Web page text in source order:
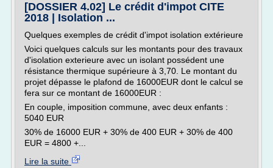
[DOSSIER 4.02] Le crédit d'impot CITE
2018 | Isolation ...
Quelques exemples de crédit d'impot isolation extérieure
Voici quelques calculs sur les montants pour des travaux
d'isolation exterieure avec un isolant possédent une
résistance thermique supérieure à 3,70. Le montant du
projet dépasse le plafond de 16000EUR dont le calcul se
fera sur ce montant de 16000EUR :
En couple, imposition commune, avec deux enfants :
5040 EUR
30% de 16000 EUR + 30% de 400 EUR + 30% de 400
EUR = 4800 +...
Lire la suite